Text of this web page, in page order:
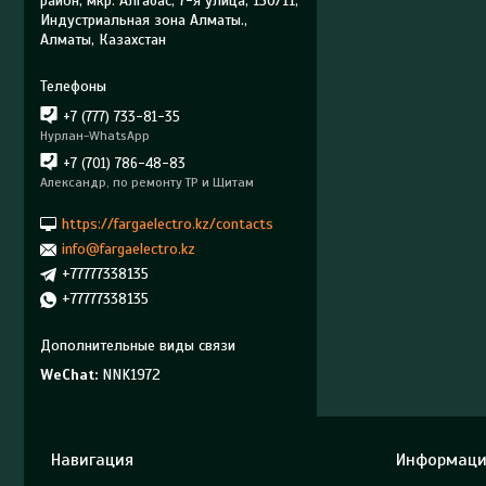
Индустриальная зона Алматы.,
Алматы, Казахстан
+7 (777) 733-81-35
Нурлан-WhatsApp
+7 (701) 786-48-83
Александр, по ремонту ТР и Щитам
https://fargaelectro.kz/contacts
info@fargaelectro.kz
+77777338135
+77777338135
WeChat NNK1972
Навигация